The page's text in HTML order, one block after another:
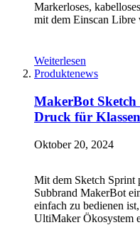
Markerloses,
mit dem Einscan
Weiterlesen
Produktenews
MakerBot
Druck für
Oktober 20, 2024
Mit dem Sketch Sprint
Subbrand MakerBot
einfach zu bedienen
UltiMaker Ökosystem